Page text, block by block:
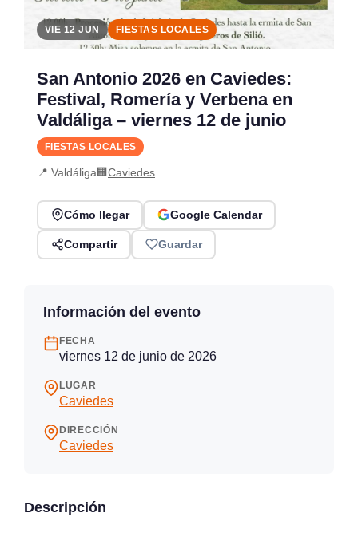
VIE 12 JUN FIESTAS LOCALES
San Antonio 2026 en Caviedes:
Festival, Romería y Verbena en
Valdáliga – viernes 12 de junio
FIESTAS LOCALES
📍 Valdáliga🏢Caviedes
Cómo llegar Google Calendar
Compartir Guardar
Información del evento
FECHA
viernes 12 de junio de 2026
LUGAR
Caviedes
DIRECCIÓN
Caviedes
Descripción